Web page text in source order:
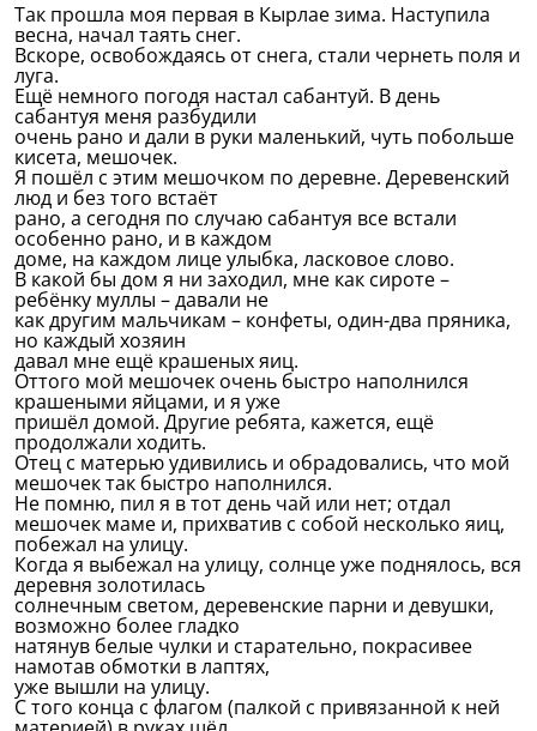
Так прошла моя первая в Кырлае зима. Наступила
весна, начал таять снег.
Вскоре, освобождаясь от снега, стали чернеть поля и
луга.
Ещё немного погодя настал сабантуй. В день
сабантуя меня разбудили
очень рано и дали в руки маленький, чуть побольше
кисета, мешочек.
Я пошёл с этим мешочком по деревне. Деревенский
люд и без того встаёт
рано, а сегодня по случаю сабантуя все встали
особенно рано, и в каждом
доме, на каждом лице улыбка, ласковое слово.
В какой бы дом я ни заходил, мне как сироте –
ребёнку муллы – давали не
как другим мальчикам – конфеты, один-два пряника,
но каждый хозяин
давал мне ещё крашеных яиц.
Оттого мой мешочек очень быстро наполнился
крашеными яйцами, и я уже
пришёл домой. Другие ребята, кажется, ещё
продолжали ходить.
Отец с матерью удивились и обрадовались, что мой
мешочек так быстро наполнился.
Не помню, пил я в тот день чай или нет; отдал
мешочек маме и, прихватив с собой несколько яиц,
побежал на улицу.
Когда я выбежал на улицу, солнце уже поднялось, вся
деревня золотилась
солнечным светом, деревенские парни и девушки,
возможно более гладко
натянув белые чулки и старательно, покрасивее
намотав обмотки в лаптях,
уже вышли на улицу.
С того конца с флагом (палкой с привязанной к ней